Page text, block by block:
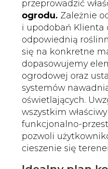
przeprowadzić
ogrodu. Zależnie
i upodobań Klienta
odpowiednią
się na konkretne
dopasowujemy
ogrodowej oraz
systemów
oświetlających.
wszystkim właściwy
funkcjonalno-
pozwoli
cieszenie się